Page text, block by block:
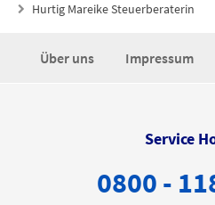
Hurtig Mareike Steuerberaterin
Über uns Impressum
Service
0800 -